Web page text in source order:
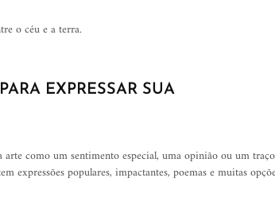
o céu e a terra.
EXPRESSAR SUA
como um sentimento especial, uma opinião ou um
expressões populares, impactantes, poemas e muitas